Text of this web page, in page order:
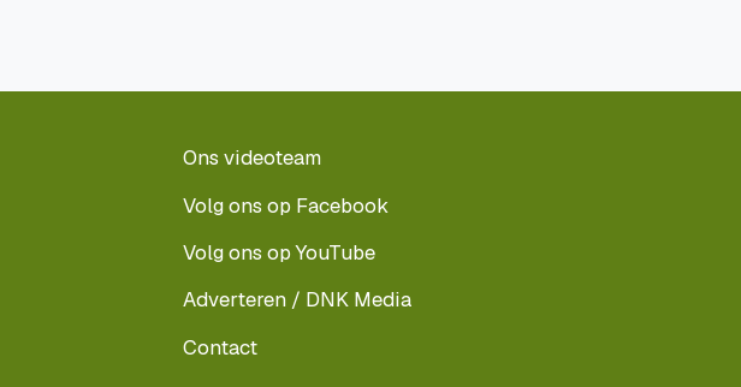
Ons videoteam
Volg ons op Facebook
Volg ons op YouTube
Adverteren / DNK Media
Contact